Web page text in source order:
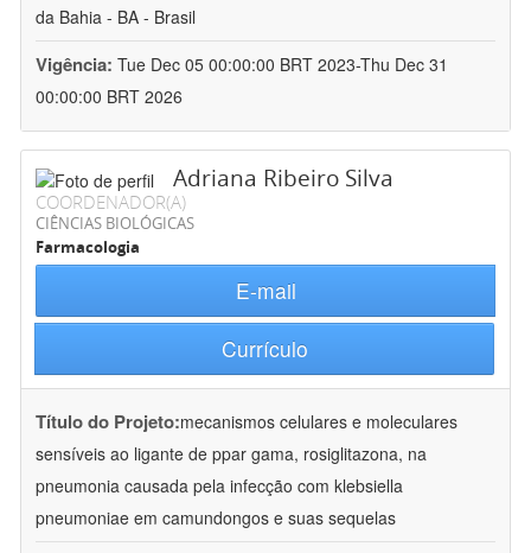
da Bahia - BA - Brasil
Vigência: Tue Dec 05 00:00:00 BRT 2023-Thu Dec 31
00:00:00 BRT 2026
Adriana Ribeiro Silva
COORDENADOR(A)
CIÊNCIAS BIOLÓGICAS
Farmacologia
E-mail
Currículo
Título do Projeto:mecanismos celulares e moleculares
sensíveis ao ligante de ppar gama, rosiglitazona, na
pneumonia causada pela infecção com klebsiella
pneumoniae em camundongos e suas sequelas